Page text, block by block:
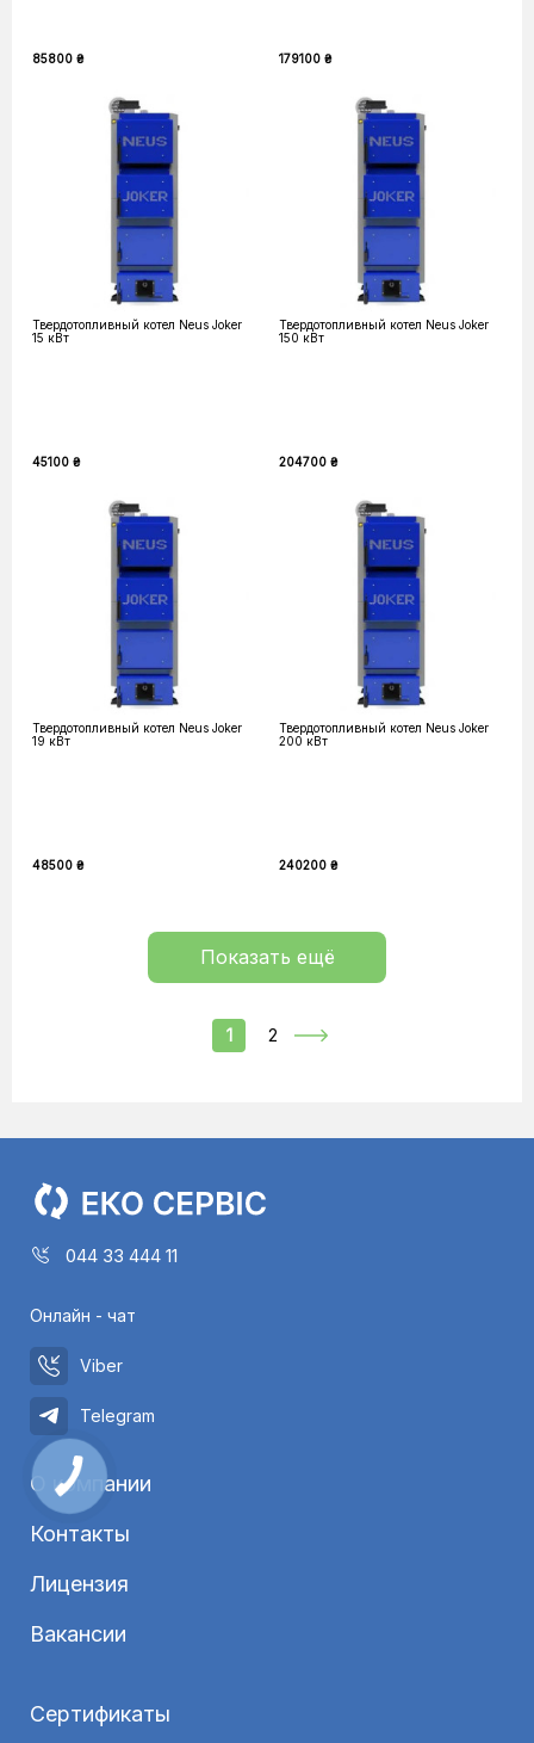
85800 ₴ 179100 ₴
Твердотопливный котел Neus Joker
15 кВт
45100 ₴
Твердотопливный котел Neus Joker
150 кВт
204700 ₴
Твердотопливный котел Neus Joker
19 кВт
48500 ₴
Твердотопливный котел Neus Joker
200 кВт
240200 ₴
Показать ещё
1 2
044 33 444 11
Онлайн - чат
Viber
Telegram
О компании
Контакты
Лицензия
Вакансии
Сертификаты